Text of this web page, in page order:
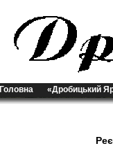
Головна «Дробицький